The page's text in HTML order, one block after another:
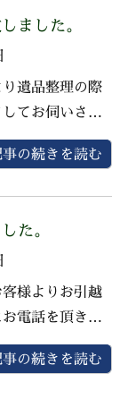
させていただ
局に勤務され
どれも希少な
ました。
遺品整理の際
てお伺いさせ
。 画像にあるワ
な鮫小紋、付け
ひとつであ
あります。ど
捩りながら緯
の続きを読む
た。
様よりお引越
電話を頂きま
いただきまし
家、立花博の油
の続きを読む